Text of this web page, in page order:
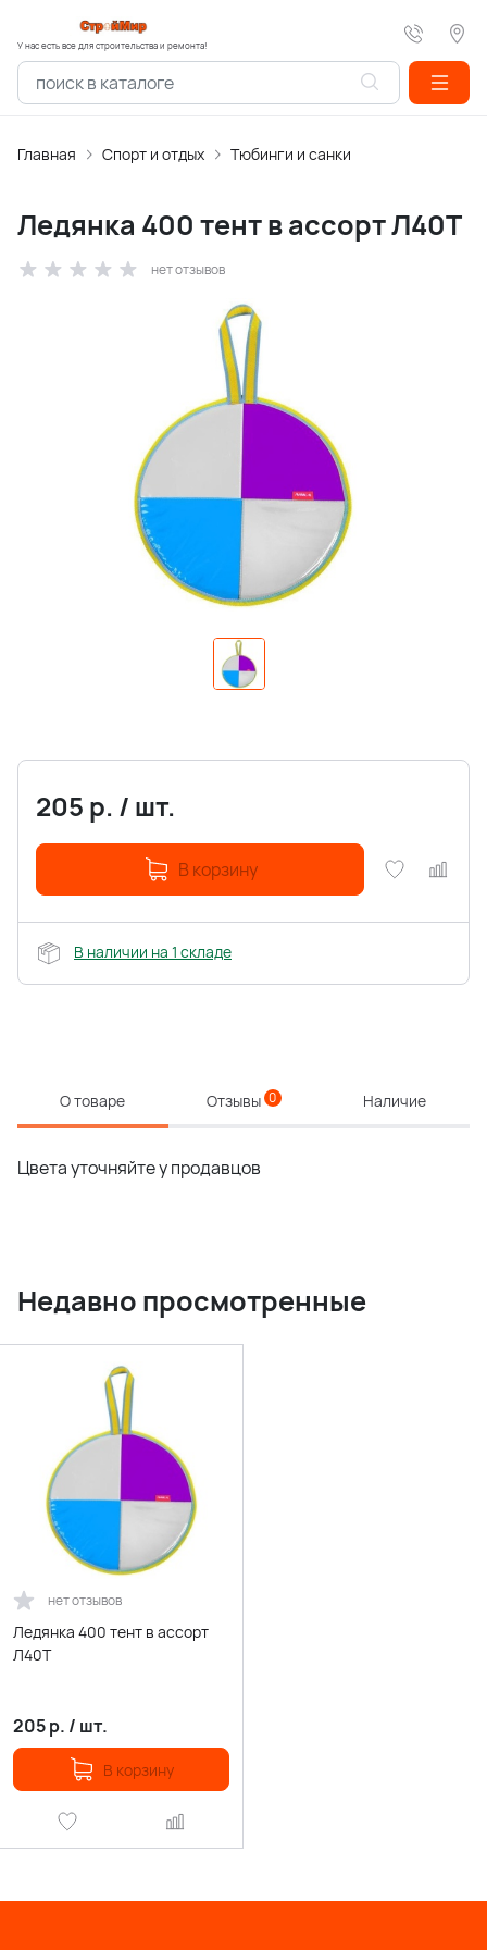
У нас есть все для строительства и ремонта!
Главная Спорт и отдых Тюбинги и санки
Ледянка 400 тент в ассорт Л40Т
нет отзывов
205 р. / шт.
В корзину
В наличии на 1 складе
О товаре Отзывы 0 Наличие
Цвета уточняйте у продавцов
Недавно просмотренные
нет отзывов
Ледянка 400 тент в ассорт
Л40Т
205р. / шт.
В корзину